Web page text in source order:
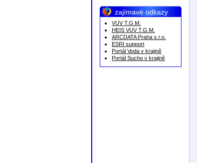
zajímavé odkazy
VUV T.G.M.
HEIS VUV T.G.M.
ARCDATA Praha s.r.o.
ESRI support
Portál Voda v krajině
Portál Sucho v krajině